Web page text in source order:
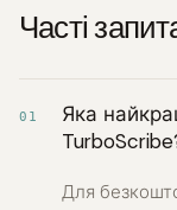
Часті
01
Яка
Для